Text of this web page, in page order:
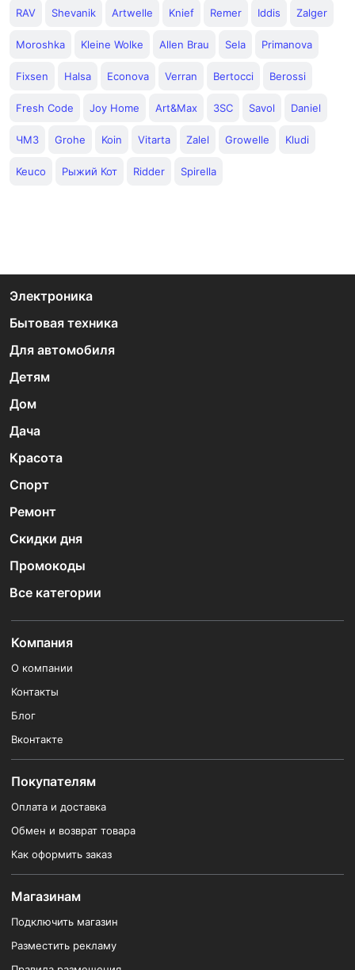
RAV Shevanik Artwelle Knief Remer Iddis Zalger
Moroshka Kleine Wolke Allen Brau Sela Primanova
Fixsen Halsa Econova Verran Bertocci Berossi
Fresh Code Joy Home Art&Max 3SC Savol Daniel
ЧМЗ Grohe Koin Vitarta Zalel Growelle Kludi
Keuco Рыжий Кот Ridder Spirella
Электроника
Бытовая техника
Для автомобиля
Детям
Дом
Дача
Красота
Спорт
Ремонт
Скидки дня
Промокоды
Все категории
Компания
О компании
Контакты
Блог
Вконтакте
Покупателям
Оплата и доставка
Обмен и возврат товара
Как оформить заказ
Магазинам
Подключить магазин
Разместить рекламу